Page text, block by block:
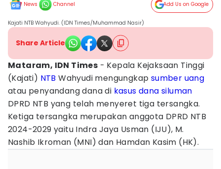
News Channel Add Us on Google
Kajati NTB Wahyudi. (IDN Times/Muhammad Nasir)
Share Article
Mataram, IDN Times - Kepala Kejaksaan Tinggi
(Kajati) NTB Wahyudi mengungkap sumber uang
atau penyandang dana di kasus dana siluman
DPRD NTB yang telah menyeret tiga tersangka.
Ketiga tersangka merupakan anggota DPRD NTB
2024-2029 yaitu Indra Jaya Usman (IJU), M.
Nashib Ikroman (MNI) dan Hamdan Kasim (HK).